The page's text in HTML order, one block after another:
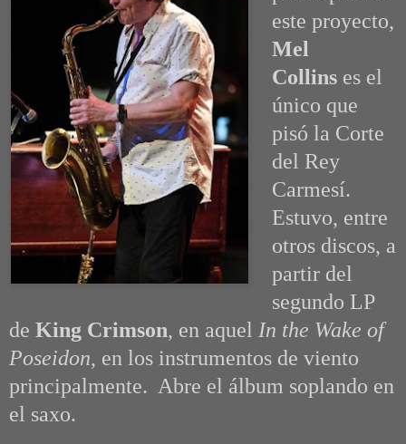
este proyecto,
Mel
Collins es el
único que
pisó la Corte
del Rey
Carmesí.
Estuvo, entre
otros discos, a
partir del
segundo LP
de King Crimson, en aquel In the Wake of
Poseidon, en los instrumentos de viento
principalmente. Abre el álbum soplando en
el saxo.